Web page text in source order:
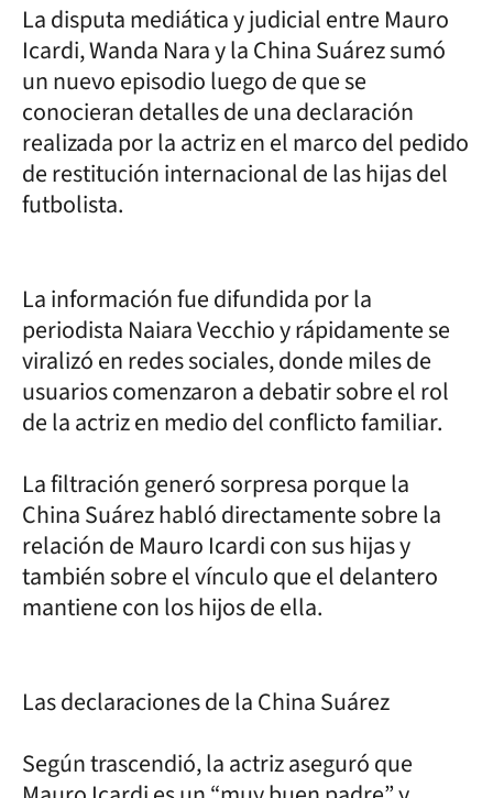
La disputa mediática y judicial entre Mauro
Icardi, Wanda Nara y la China Suárez sumó
un nuevo episodio luego de que se
conocieran detalles de una declaración
realizada por la actriz en el marco del pedido
de restitución internacional de las hijas del
futbolista.
La información fue difundida por la
periodista Naiara Vecchio y rápidamente se
viralizó en redes sociales, donde miles de
usuarios comenzaron a debatir sobre el rol
de la actriz en medio del conflicto familiar.
La filtración generó sorpresa porque la
China Suárez habló directamente sobre la
relación de Mauro Icardi con sus hijas y
también sobre el vínculo que el delantero
mantiene con los hijos de ella.
Las declaraciones de la China Suárez
Según trascendió, la actriz aseguró que